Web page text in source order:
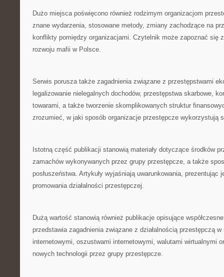
Dużo miejsca poświęcono również rodzimym organizacjom
znane wydarzenia, stosowane metody, zmiany zachodzące na
konflikty pomiędzy organizacjami. Czytelnik może zapoznać się
rozwoju mafii w Polsce.
Serwis porusza także zagadnienia związane z przestępstwami
legalizowanie nielegalnych dochodów, przestępstwa skarbowe,
towarami, a także tworzenie skomplikowanych struktur
zrozumieć, w jaki sposób organizacje przestępcze wykorzystują
Istotną część publikacji stanowią materiały dotyczące środków
zamachów wykonywanych przez grupy przestępcze, a także
posłuszeństwa. Artykuły wyjaśniają uwarunkowania, prezentując
promowania działalności przestępczej.
Dużą wartość stanowią również publikacje opisujące
przedstawia zagadnienia związane z działalnością przestępczą
internetowymi, oszustwami internetowymi, walutami wirtualnymi
nowych technologii przez grupy przestępcze.